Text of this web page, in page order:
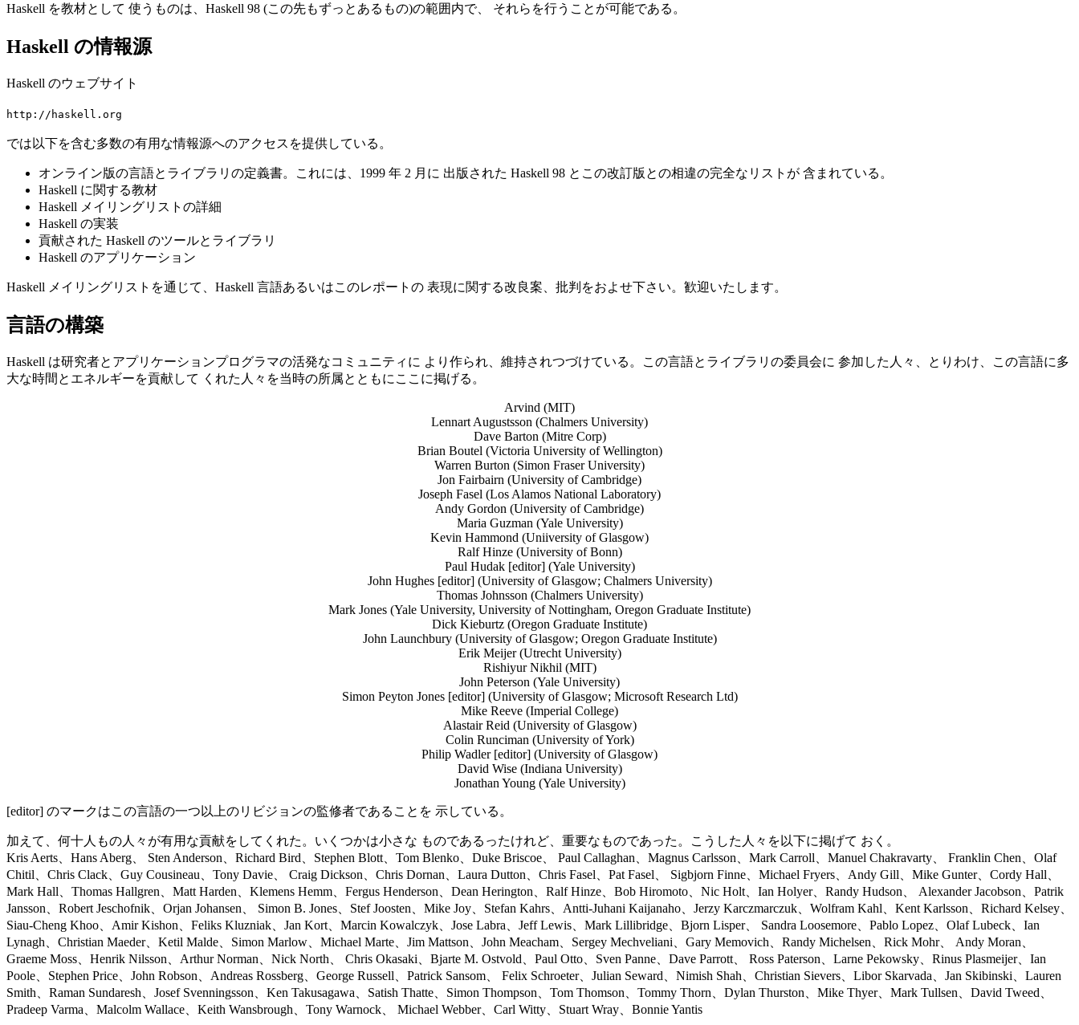
Haskell を教材として 使うものは、Haskell 98 (この先もずっとあるもの)の範囲内で、 それらを行うことが可能である。
Haskell の情報源
Haskell のウェブサイト
http://haskell.org
では以下を含む多数の有用な情報源へのアクセスを提供している。
オンライン版の言語とライブラリの定義書。これには、1999 年 2 月に 出版された Haskell 98 とこの改訂版との相違の完全なリストが 含まれている。
Haskell に関する教材
Haskell メイリングリストの詳細
Haskell の実装
貢献された Haskell のツールとライブラリ
Haskell のアプリケーション
Haskell メイリングリストを通じて、Haskell 言語あるいはこのレポートの 表現に関する改良案、批判をおよせ下さい。歓迎いたします。
言語の構築
Haskell は研究者とアプリケーションプログラマの活発なコミュニティに より作られ、維持されつづけている。この言語とライブラリの委員会に 参加した人々、とりわけ、この言語に多
大な時間とエネルギーを貢献して くれた人々を当時の所属とともにここに掲げる。
Arvind (MIT)
Lennart Augustsson (Chalmers University)
Dave Barton (Mitre Corp)
Brian Boutel (Victoria University of Wellington)
Warren Burton (Simon Fraser University)
Jon Fairbairn (University of Cambridge)
Joseph Fasel (Los Alamos National Laboratory)
Andy Gordon (University of Cambridge)
Maria Guzman (Yale University)
Kevin Hammond (Uniiversity of Glasgow)
Ralf Hinze (University of Bonn)
Paul Hudak [editor] (Yale University)
John Hughes [editor] (University of Glasgow; Chalmers University)
Thomas Johnsson (Chalmers University)
Mark Jones (Yale University, University of Nottingham, Oregon Graduate Institute)
Dick Kieburtz (Oregon Graduate Institute)
John Launchbury (University of Glasgow; Oregon Graduate Institute)
Erik Meijer (Utrecht University)
Rishiyur Nikhil (MIT)
John Peterson (Yale University)
Simon Peyton Jones [editor] (University of Glasgow; Microsoft Research Ltd)
Mike Reeve (Imperial College)
Alastair Reid (University of Glasgow)
Colin Runciman (University of York)
Philip Wadler [editor] (University of Glasgow)
David Wise (Indiana University)
Jonathan Young (Yale University)
[editor] のマークはこの言語の一つ以上のリビジョンの監修者であることを 示している。
加えて、何十人もの人々が有用な貢献をしてくれた。いくつかは小さな ものであるったけれど、重要なものであった。こうした人々を以下に掲げて おく。
Kris Aerts、Hans Aberg、 Sten Anderson、Richard Bird、Stephen Blott、Tom Blenko、Duke Briscoe、 Paul Callaghan、Magnus Carlsson、Mark Carroll、Manuel Chakravarty、 Franklin Chen、Olaf
Chitil、Chris Clack、Guy Cousineau、Tony Davie、 Craig Dickson、Chris Dornan、Laura Dutton、Chris Fasel、Pat Fasel、 Sigbjorn Finne、Michael Fryers、Andy Gill、Mike Gunter、Cordy Hall、
Mark Hall、Thomas Hallgren、Matt Harden、Klemens Hemm、Fergus Henderson、Dean Herington、Ralf Hinze、Bob Hiromoto、Nic Holt、Ian Holyer、Randy Hudson、 Alexander Jacobson、Patrik
Jansson、Robert Jeschofnik、Orjan Johansen、 Simon B. Jones、Stef Joosten、Mike Joy、Stefan Kahrs、Antti-Juhani Kaijanaho、Jerzy Karczmarczuk、Wolfram Kahl、Kent Karlsson、Richard Kelsey、
Siau-Cheng Khoo、Amir Kishon、Feliks Kluzniak、Jan Kort、Marcin Kowalczyk、Jose Labra、Jeff Lewis、Mark Lillibridge、Bjorn Lisper、 Sandra Loosemore、Pablo Lopez、Olaf Lubeck、Ian
Lynagh、Christian Maeder、Ketil Malde、Simon Marlow、Michael Marte、Jim Mattson、John Meacham、Sergey Mechveliani、Gary Memovich、Randy Michelsen、Rick Mohr、 Andy Moran、
Graeme Moss、Henrik Nilsson、Arthur Norman、Nick North、 Chris Okasaki、Bjarte M. Ostvold、Paul Otto、Sven Panne、Dave Parrott、 Ross Paterson、Larne Pekowsky、Rinus Plasmeijer、Ian
Poole、Stephen Price、John Robson、Andreas Rossberg、George Russell、Patrick Sansom、 Felix Schroeter、Julian Seward、Nimish Shah、Christian Sievers、Libor Skarvada、Jan Skibinski、Lauren
Smith、Raman Sundaresh、Josef Svenningsson、Ken Takusagawa、Satish Thatte、Simon Thompson、Tom Thomson、Tommy Thorn、Dylan Thurston、Mike Thyer、Mark Tullsen、David Tweed、
Pradeep Varma、Malcolm Wallace、Keith Wansbrough、Tony Warnock、 Michael Webber、Carl Witty、Stuart Wray、Bonnie Yantis